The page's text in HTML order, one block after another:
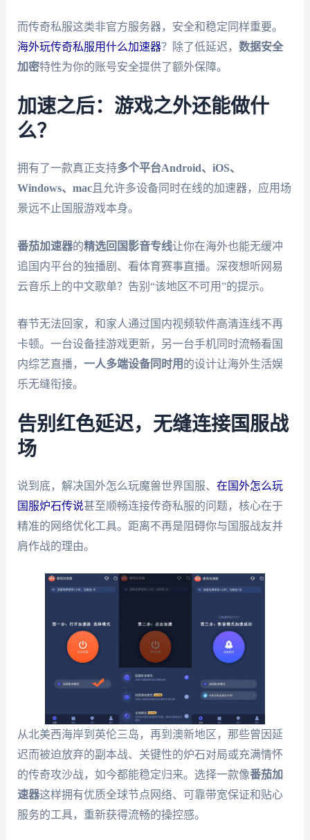
而传奇私服这类非官方服务器，安全和稳定同样重要。
海外玩传奇私服用什么加速器？除了低延迟， 数据安全
加密特性为你的账号安全提供了额外保障。
加速之后：游戏之外还能做什
么？
拥有了一款真正支持多个平台Android、iOS、
Windows、mac且允许多设备同时在线的加速器，应用场
景远不止国服游戏本身。
番茄加速器的精选回国影音专线让你在海外也能无缓冲
追国内平台的独播剧、看体育赛事直播。深夜想听网易
云音乐上的中文歌单？告别“该地区不可用”的提示。
春节无法回家，和家人通过国内视频软件高清连线不再
卡顿。一台设备挂游戏更新，另一台手机同时流畅看国
内综艺直播， 一人多端设备同时用 的设计让海外生活娱
乐无缝衔接。
告别红色延迟，无缝连接国服战
场
说到底，解决国外怎么玩魔兽世界国服、 在国外怎么玩
国服炉石传说甚至顺畅连接传奇私服的问题，核心在于
精准的网络优化工具。距离不再是阻碍你与国服战友并
肩作战的理由。
从北美西海岸到英伦三岛，再到澳新地区，那些曾因延
迟而被迫放弃的副本战、关键性的炉石对局或充满情怀
的传奇攻沙战，如今都能稳定归来。选择一款像番茄加
速器这样拥有优质全球节点网络、可靠带宽保证和贴心
服务的工具，重新获得流畅的操控感。